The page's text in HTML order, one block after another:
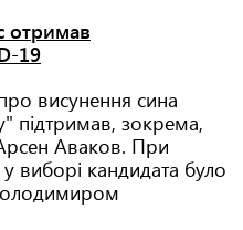
отримав
19
висунення сина
підтримав, зокрема,
Аваков. При
виборі кандидата було